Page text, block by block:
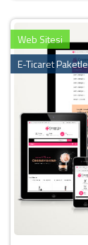
Web Sitesi
E-Ticaret